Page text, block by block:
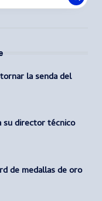
la senda del
su director técnico
de medallas de oro